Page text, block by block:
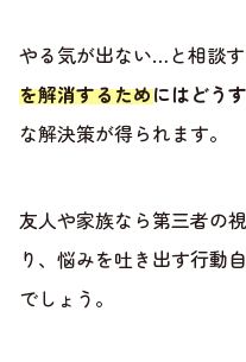
やる気が出ない…と相談す
を解消するためにはどう
な解決策が得られます。
友人や家族なら第三者の
り、悩みを吐き出す行動
でしょう。